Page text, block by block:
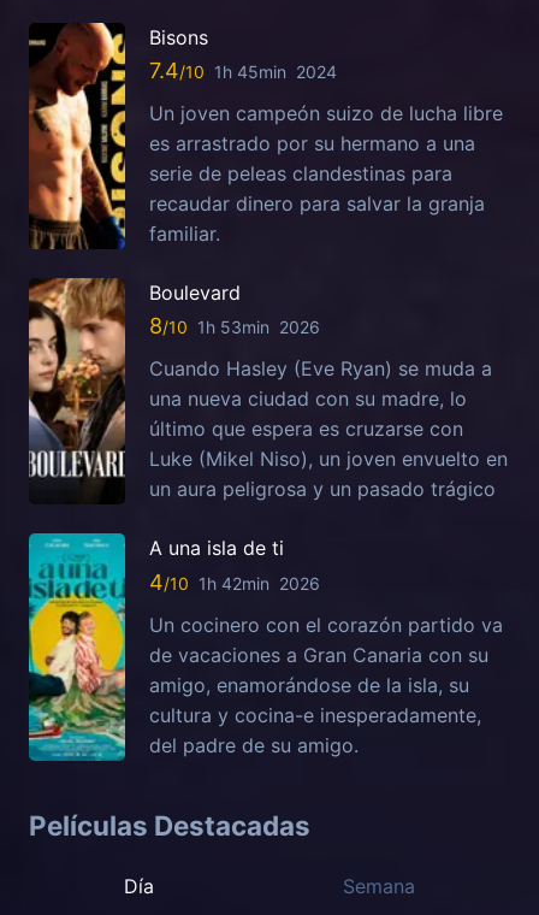
Bisons
7.4 1h 45min 2024
Un joven campeón suizo de lucha libre
es arrastrado por su hermano a una
serie de peleas clandestinas para
recaudar dinero para salvar la granja
familiar.
Boulevard
8 1h 53min 2026
Cuando Hasley (Eve Ryan) se muda a
una nueva ciudad con su madre, lo
último que espera es cruzarse con
Luke (Mikel Niso), un joven envuelto en
un aura peligrosa y un pasado trágico
A una isla de ti
4 1h 42min 2026
Un cocinero con el corazón partido va
de vacaciones a Gran Canaria con su
amigo, enamorándose de la isla, su
cultura y cocina-e inesperadamente,
del padre de su amigo.
Películas Destacadas
Día Semana